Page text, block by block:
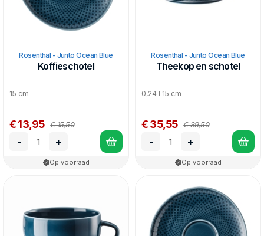
Rosenthal - Junto Ocean Blue
Koffieschotel
15 cm
€ 13,95 € 15,50
- +
Op voorraad
Rosenthal - Junto Ocean Blue
Theekop en schotel
0,24 l 15 cm
€ 35,55 € 39,50
- +
Op voorraad